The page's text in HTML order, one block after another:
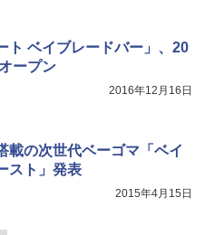
ト ベイブレードバー」、20
ープン
2016年12月16日
載の次世代ベーゴマ「ベイ
スト」発表
2015年4月15日